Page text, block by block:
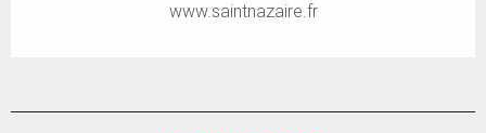
www.saintnazaire.fr